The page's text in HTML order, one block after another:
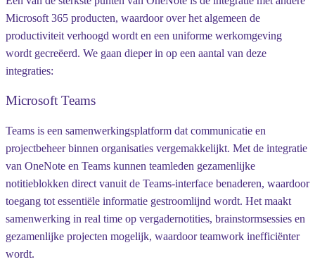
Microsoft 365 producten, waardoor over het algemeen de
productiviteit verhoogd wordt en een uniforme werkomgeving
wordt gecreëerd. We gaan dieper in op een aantal van deze
integraties:
Microsoft Teams
Teams is een samenwerkingsplatform dat communicatie en
projectbeheer binnen organisaties vergemakkelijkt. Met de integratie
van OneNote en Teams kunnen teamleden gezamenlijke
notitieblokken direct vanuit de Teams-interface benaderen, waardoor
toegang tot essentiële informatie gestroomlijnd wordt. Het maakt
samenwerking in real time op vergadernotities, brainstormsessies en
gezamenlijke projecten mogelijk, waardoor teamwork inefficiënter
wordt.